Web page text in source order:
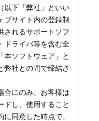
以下「弊社」といい
ブサイト内の登録制
されるサポートソフ
ドライバ等を含む全
本ソフトウェア」と
弊社との間で締結さ
合にのみ、お客様は
ドし、使用すること
同意した時点で、